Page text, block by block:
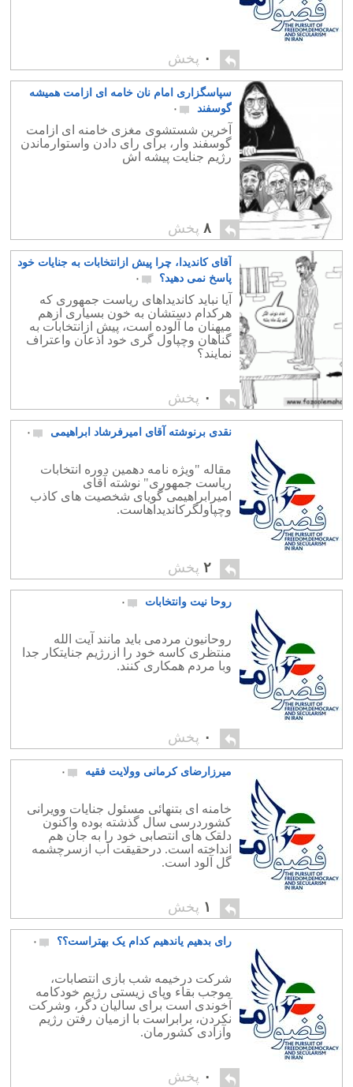
۰ پخش
سپاسگزاری امام نان خامه ای ازامت همیشه
گوسفند
۰
آخرین شستشوی مغزی خامنه ای ازامت
گوسفند وار، برای رای دادن واستوارماندن
رژیم جنایت پیشه اش
۸ پخش
آقای کاندیدا، چرا پیش ازانتخابات به جنایات خود
پاسخ نمی دهید؟
۰
آیا نباید کاندیداهای ریاست جمهوری که
هرکدام دستشان به خون بسیاری ازهم
میهنان ما آلوده است، پیش ازانتخابات به
گناهان وچپاول گری خود اذعان واعتراف
نمایند؟
۰ پخش
نقدی برنوشته آقای امیرفرشاد ابراهیمی ۰
مقاله "ویژه نامه دهمین دوره انتخابات
ریاست جمهوری" نوشته آقای
امیرابراهیمی گویای شخصیت های کاذب
وچپاولگرکاندیداهاست.
۲ پخش
روحا نیت وانتخابات ۰
روحانیون مردمی باید مانند آیت الله
منتظری کاسه خود را ازرژیم جنایتکار جدا
وبا مردم همکاری کنند.
۰ پخش
میرزارضای کرمانی وولایت فقیه ۰
خامنه ای بتنهائی مسئول جنایات وویرانی
کشوردرسی سال گذشته بوده واکنون
دلقک های انتصابی خود را به جان هم
انداخته است. درحقیقت آب ازسرچشمه
گل آلود است.
۱ پخش
رای بدهیم یاندهیم کدام یک بهتراست؟؟ ۰
شرکت درخیمه شب بازی انتصابات،
موجب بقاء وپای زیستی رژیم خودکامه
آخوندی است برای سالیان دگر، وشرکت
نکردن، برابراست با ازمیان رفتن رژیم
وآزادی کشورمان.
۰ پخش